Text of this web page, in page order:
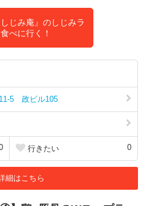
じみ庵』のしじみラ
べに行く！
5 政ビル105
行きたい 0
細はこちら